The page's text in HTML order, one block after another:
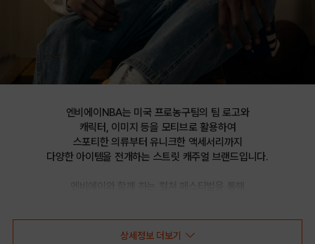
엔비에이NBA는 미국 프로농구팀의 팀 로고와
캐릭터, 이미지 등을 모티브로 활용하여
스포티한 의류부터 유니크한 액세서리까지
다양한 아이템을 전개하는 스트릿 캐주얼 브랜드입니다.
상세정보 더보기